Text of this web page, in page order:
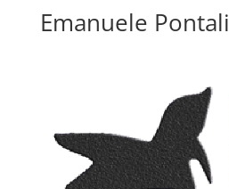
Emanuele Pontali